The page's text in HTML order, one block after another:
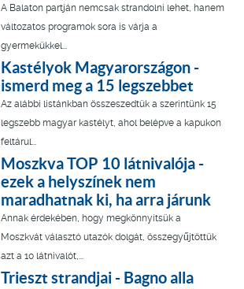
A Balaton partján nemcsak strandolni lehet, hanem
változatos programok sora is várja a
gyermekükkel...
Kastélyok Magyarországon -
ismerd meg a 15 legszebbet
Az alábbi listánkban összeszedtük a szerintünk 15
legszebb magyar kastélyt, ahol belépve a kapukon
feltárul...
Moszkva TOP 10 látnivalója -
ezek a helyszínek nem
maradhatnak ki, ha arra járunk
Annak érdekében, hogy megkönnyítsük a
Moszkvát választó utazók dolgát, összegyűjtöttük
azt a 10 látnivalót,...
Trieszt strandjai - Bagno alla